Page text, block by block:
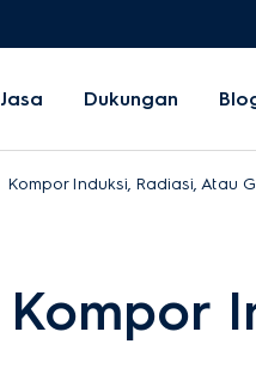
Jasa Dukungan
Kompor Induksi, Radiasi, Atau
Kompor